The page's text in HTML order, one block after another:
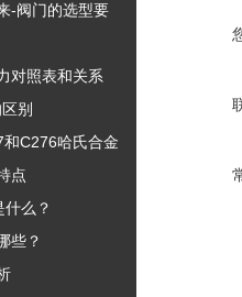
-阀门的选型要
对照表和关系
别
C276哈氏合金
点
么？
些？